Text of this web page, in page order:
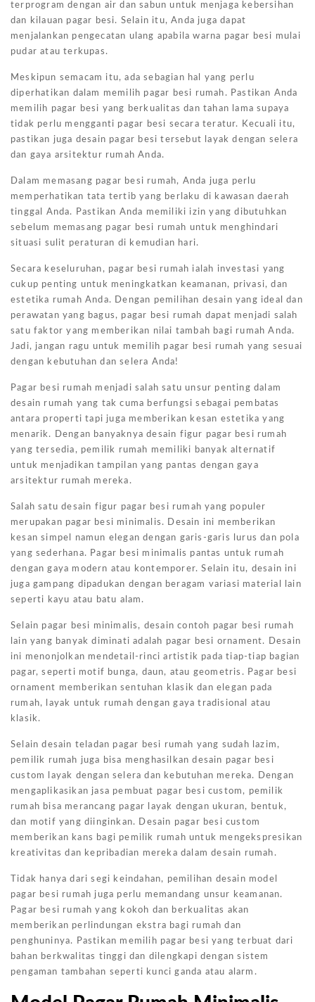
terprogram dengan air dan sabun untuk menjaga kebersihan
dan kilauan pagar besi. Selain itu, Anda juga dapat
menjalankan pengecatan ulang apabila warna pagar besi mulai
pudar atau terkupas.
Meskipun semacam itu, ada sebagian hal yang perlu
diperhatikan dalam memilih pagar besi rumah. Pastikan Anda
memilih pagar besi yang berkualitas dan tahan lama supaya
tidak perlu mengganti pagar besi secara teratur. Kecuali itu,
pastikan juga desain pagar besi tersebut layak dengan selera
dan gaya arsitektur rumah Anda.
Dalam memasang pagar besi rumah, Anda juga perlu
memperhatikan tata tertib yang berlaku di kawasan daerah
tinggal Anda. Pastikan Anda memiliki izin yang dibutuhkan
sebelum memasang pagar besi rumah untuk menghindari
situasi sulit peraturan di kemudian hari.
Secara keseluruhan, pagar besi rumah ialah investasi yang
cukup penting untuk meningkatkan keamanan, privasi, dan
estetika rumah Anda. Dengan pemilihan desain yang ideal dan
perawatan yang bagus, pagar besi rumah dapat menjadi salah
satu faktor yang memberikan nilai tambah bagi rumah Anda.
Jadi, jangan ragu untuk memilih pagar besi rumah yang sesuai
dengan kebutuhan dan selera Anda!
Pagar besi rumah menjadi salah satu unsur penting dalam
desain rumah yang tak cuma berfungsi sebagai pembatas
antara properti tapi juga memberikan kesan estetika yang
menarik. Dengan banyaknya desain figur pagar besi rumah
yang tersedia, pemilik rumah memiliki banyak alternatif
untuk menjadikan tampilan yang pantas dengan gaya
arsitektur rumah mereka.
Salah satu desain figur pagar besi rumah yang populer
merupakan pagar besi minimalis. Desain ini memberikan
kesan simpel namun elegan dengan garis-garis lurus dan pola
yang sederhana. Pagar besi minimalis pantas untuk rumah
dengan gaya modern atau kontemporer. Selain itu, desain ini
juga gampang dipadukan dengan beragam variasi material lain
seperti kayu atau batu alam.
Selain pagar besi minimalis, desain contoh pagar besi rumah
lain yang banyak diminati adalah pagar besi ornament. Desain
ini menonjolkan mendetail-rinci artistik pada tiap-tiap bagian
pagar, seperti motif bunga, daun, atau geometris. Pagar besi
ornament memberikan sentuhan klasik dan elegan pada
rumah, layak untuk rumah dengan gaya tradisional atau
klasik.
Selain desain teladan pagar besi rumah yang sudah lazim,
pemilik rumah juga bisa menghasilkan desain pagar besi
custom layak dengan selera dan kebutuhan mereka. Dengan
mengaplikasikan jasa pembuat pagar besi custom, pemilik
rumah bisa merancang pagar layak dengan ukuran, bentuk,
dan motif yang diinginkan. Desain pagar besi custom
memberikan kans bagi pemilik rumah untuk mengekspresikan
kreativitas dan kepribadian mereka dalam desain rumah.
Tidak hanya dari segi keindahan, pemilihan desain model
pagar besi rumah juga perlu memandang unsur keamanan.
Pagar besi rumah yang kokoh dan berkualitas akan
memberikan perlindungan ekstra bagi rumah dan
penghuninya. Pastikan memilih pagar besi yang terbuat dari
bahan berkwalitas tinggi dan dilengkapi dengan sistem
pengaman tambahan seperti kunci ganda atau alarm.